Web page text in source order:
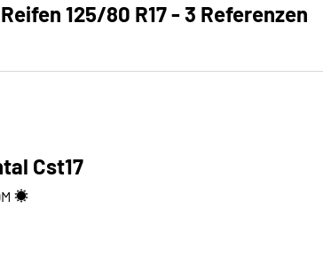
Reifen ‎125/80 R17 - 3 Referenzen
Cst17
M